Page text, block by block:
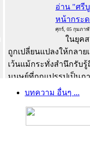
อ่าน "ศรี
หน้ากระ
ศุกร์, 05 กุมภาพั
ในยุคส
ถูกเปลี่ยนแปลงให้กลา
เว้นแม้กระทั่งสำนึกรับรู้
มนุษย์ที่ถูกแปรรูปเป็นภ
ส่งเสริมผลประโยชน์
หนังสือดีๆ...
บทความ อื่นๆ ...